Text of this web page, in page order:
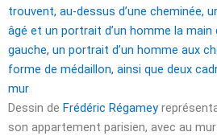
Dessin de Frédéric Régamey
son appartement parisien, avec au